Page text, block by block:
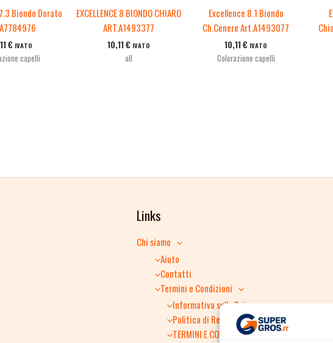
Biondo Dorato
€ IVATO
capelli
EXCELLENCE 8 BIONDO CHIARO
ART.A1493377
10,11€ IVATO
all
Excellence 8.1 Biondo
Ch.Cenere Art.A1493077
10,11€ IVATO
Colorazione capelli
Links
Chi siamo
Aiuto
Contatti
Termini e Condizioni
Informativa sulla Privacy
Politica di Reso
TERMINI E CONDIZIONI GENERALI DI VENDITA